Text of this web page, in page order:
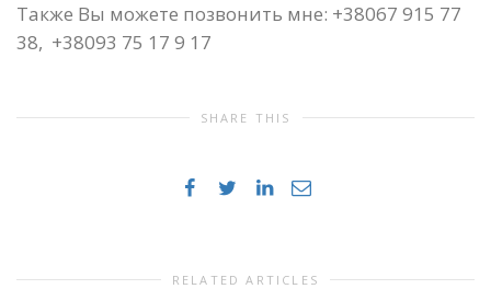
Также Вы можете позвонить мне: +38067 915 77
38, +38093 75 17 9 17
SHARE THIS
RELATED ARTICLES